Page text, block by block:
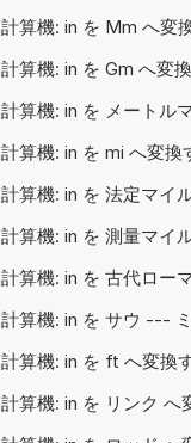
計算機: in を Mm へ変
計算機: in を Gm へ変
計算機: in を メートル
計算機: in を mi へ変
計算機: in を 法定マイ
計算機: in を 測量マイ
計算機: in を 古代ロー
計算機: in を サウ ---
計算機: in を ft へ変換
計算機: in を リンク へ